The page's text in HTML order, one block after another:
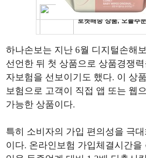
하나손보는 지난 6월 디지털손해
선언한 뒤 첫 상품으로 상품경쟁
자보험을 선보이기도 했다. 이 상
보험으로 고객이 직접 앱 또는 웹
가능한 상품이다.
특히 소비자의 가입 편의성을 극
이다. 온라인보험 가입체결시간을